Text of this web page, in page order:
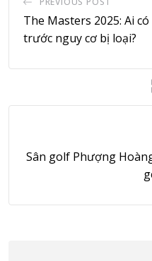
The Masters 2025: Ai
trước nguy cơ bị loại?
Sân golf Phượng